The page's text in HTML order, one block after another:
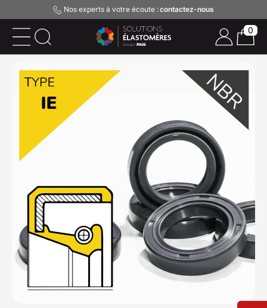
Nos experts à votre écoute :contactez-nous
0